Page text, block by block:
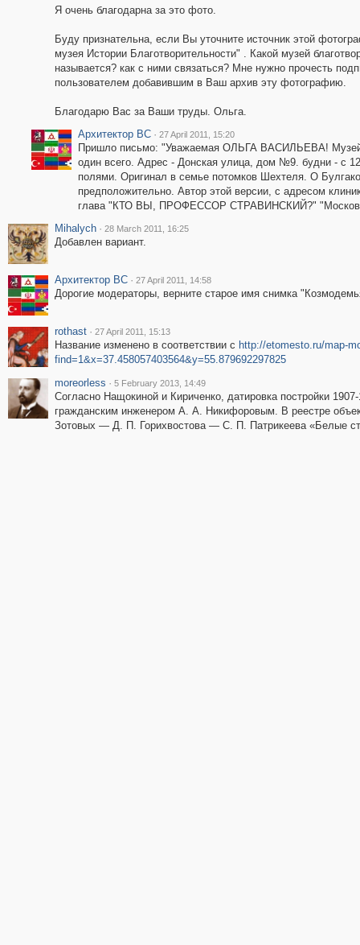
Я очень благодарна за это фото.
Буду признательна, если Вы уточните источник этой
музея Истории Благотворительности" . Какой музей
называется? как с ними связаться? Мне нужно прочесть
пользователем добавившим в Ваш архив эту фотографию.
Благодарю Вас за Ваши труды. Ольга.
Архитектор ВС · 27 April 2011, 15:20
Пришлo письмо: "Уважаемая ОЛЬГА ВАСИЛЬЕВА! Музей
один всего. Адрес - Донская улица, дом №9. будни - с
полями. Оригинал в семье потомков Шехтеля. О
предположительно. Автор этой версии, с адресом
глава "КТО ВЫ, ПРОФЕССОР СТРАВИНСКИЙ?"
Mihalych · 28 March 2011, 16:25
Добавлен вариант.
Архитектор ВС · 27 April 2011, 14:58
Дорогие модераторы, верните старое имя снимка
rothast · 27 April 2011, 15:13
Название изменено в соответствии с http://etomesto.ru/map-
find=1&x=37.458057403564&y=55.879692297825
moreorless · 5 February 2013, 14:49
Согласно Нащокиной и Кириченко, датировка постройки
гражданским инженером А. А. Никифоровым. В реестре
Зотовых — Д. П. Горихвостова — С. П. Патрикеева «Белые